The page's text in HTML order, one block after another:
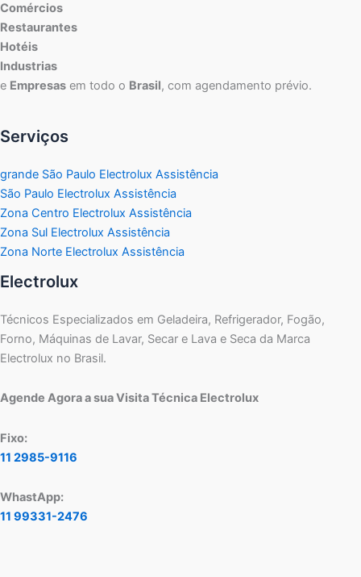
Comércios
Restaurantes
Hotéis
Industrias
e Empresas em todo o Brasil, com agendamento prévio.
Serviços
grande São Paulo Electrolux Assistência
São Paulo Electrolux Assistência
Zona Centro Electrolux Assistência
Zona Sul Electrolux Assistência
Zona Norte Electrolux Assistência
Electrolux
Técnicos Especializados em Geladeira, Refrigerador, Fogão,
Forno, Máquinas de Lavar, Secar e Lava e Seca da Marca
Electrolux no Brasil.
Agende Agora a sua Visita Técnica Electrolux
Fixo:
11 2985-9116
WhastApp:
11 99331-2476